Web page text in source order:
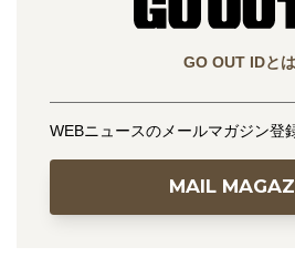
GO OUT IDと
WEBニュースのメールマガジン登
MAIL